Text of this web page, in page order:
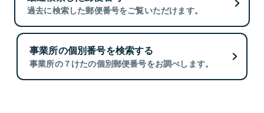
過去に検索した郵便番号をご覧いただけます。
事業所の個別番号を検索する
事業所の７けたの個別郵便番号をお調べします。